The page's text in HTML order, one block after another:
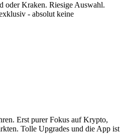
oder Kraken. Riesige Auswahl.
- absolut keine
Erst purer Fokus auf Krypto,
Tolle Upgrades und die App ist